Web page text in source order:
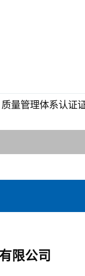
质量管理体系认证
限公司